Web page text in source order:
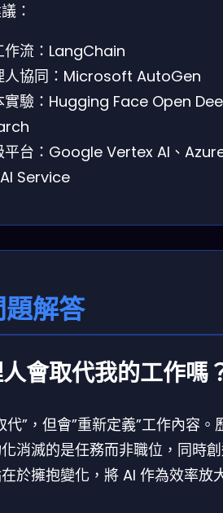
：
作流：LangChain
人協同：Microsoft AutoGen
實驗：Hugging Face Open
平台：Google Vertex AI、
Service
解答
會取代我的工作嗎
代”，但會”重新定義”工作內容。
消滅的是任務而非職位，同時
於擁抱變化，將 AI 作為效率放